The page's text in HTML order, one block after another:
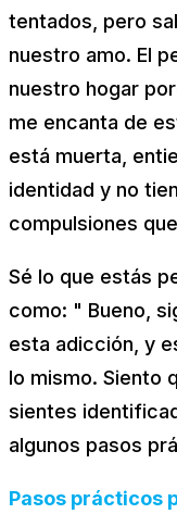
tentados, pero
nuestro amo. El
nuestro hogar
me encanta de
está muerta,
identidad y no
compulsiones
Sé lo que estás
como: " Bueno,
esta adicción, y
lo mismo. Siento
sientes
algunos pasos
Pasos prácticos